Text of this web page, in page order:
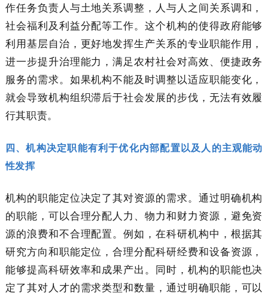
作任务负责人与土地关系调整，人与人之间关系调和，
社会福利及利益分配等工作。这个机构的使得政府能够
利用基层自治，更好地发挥生产关系的专业职能作用，
进一步提升治理能力，满足农村社会对高效、便捷政务
服务的需求。如果机构不能及时调整以适应职能变化，
就会导致机构组织滞后于社会发展的步伐，无法有效履
行其职责。
四、机构决定职能有利于优化内部配置以及人的主观能动
性发挥
机构的职能定位决定了其对资源的需求。通过明确机构
的职能，可以合理分配人力、物力和财力资源，避免资
源的浪费和不合理配置。例如，在科研机构中，根据其
研究方向和职能定位，合理分配科研经费和设备资源，
能够提高科研效率和成果产出。同时，机构的职能也决
定了其对人才的需求类型和数量，通过明确职能，可以